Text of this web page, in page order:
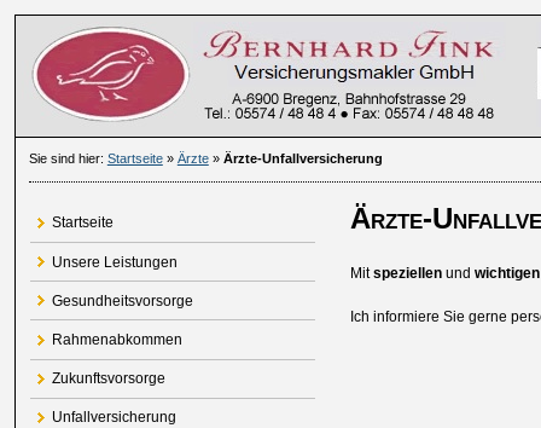
Sie sind hier: Startseite» Ärzte» Ärzte-Unfallversicherung
Startseite
Unsere Leistungen
Gesundheitsvorsorge
Rahmenabkommen
Zukunftsvorsorge
Unfallversicherung
Ärzte-
Mitspeziellenund
Ich informiere Sie gerne